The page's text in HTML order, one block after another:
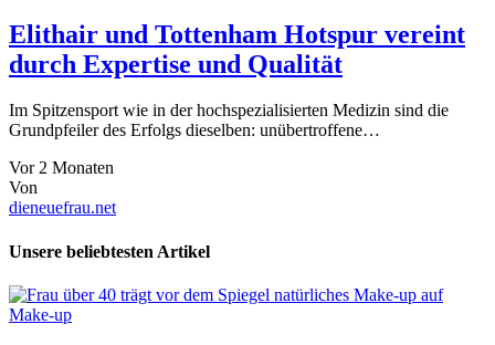
Elithair und Tottenham Hotspur vereint
durch Expertise und Qualität
Im Spitzensport wie in der hochspezialisierten Medizin sind die
Grundpfeiler des Erfolgs dieselben: unübertroffene…
Vor 2 Monaten
Von
dieneuefrau.net
Unsere beliebtesten Artikel
Make-up